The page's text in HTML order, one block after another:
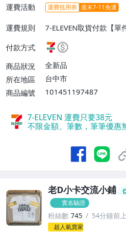
運費活動 運費抵用券 週末7-11免運
運費規則
7-ELEVEN取貨付款【單
EVEN取貨不付款【單件
貨運【單件運費$60、消
費】、郵局掛號【單件
消費滿$700免運費】、
付款方式
商品狀況
全新品
所在地區
台中市
商品編號
101451197487
7-ELEVEN 運費只要38元
不限金額、筆數，筆筆優惠
老D小卡交流小鋪
實名驗證
粉絲數 745 54分鐘前
超人氣賣家